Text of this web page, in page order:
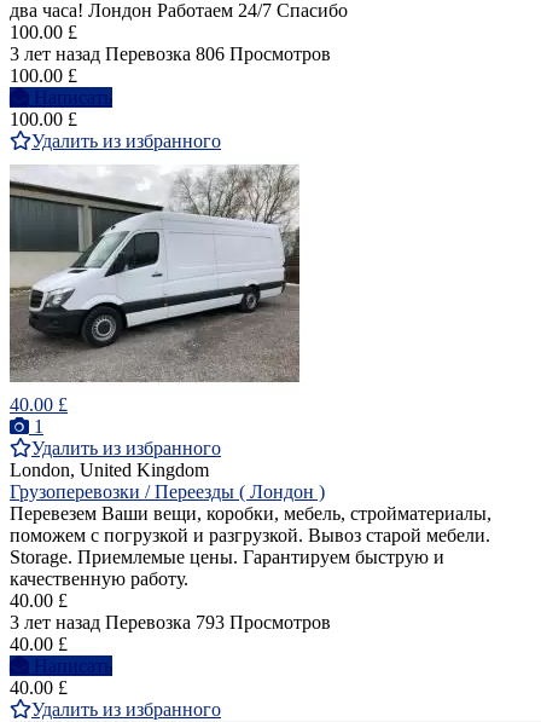
два часа! Лондон Работаем 24/7 Спасибо
100.00 £
3 лет назад Перевозка 806 Просмотров
100.00 £
Написать
100.00 £
Удалить из избранного
40.00 £
1
Удалить из избранного
London, United Kingdom
Грузоперевозки / Переезды ( Лондон )
Перевезем Ваши вещи, коробки, мебель, стройматериалы,
поможем с погрузкой и разгрузкой. Вывоз старой мебели.
Storage. Приемлемые цены. Гарантируем быструю и
качественную работу.
40.00 £
3 лет назад Перевозка 793 Просмотров
40.00 £
Написать
40.00 £
Удалить из избранного